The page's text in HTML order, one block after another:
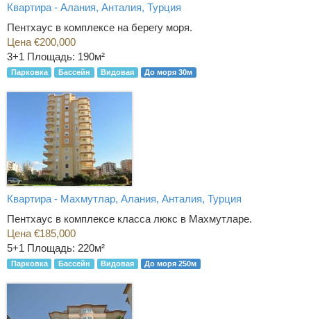
Квартира - Алания, Анталия, Турция
Пентхаус в комплексе на берегу моря.
Цена €200,000
3+1 Площадь: 190м²
Парковка Бассейн Видовая До моря 30м
Квартира - Махмутлар, Алания, Анталия, Турция
Пентхаус в комплексе класса люкс в Махмутларе.
Цена €185,000
5+1 Площадь: 220м²
Парковка Бассейн Видовая До моря 250м